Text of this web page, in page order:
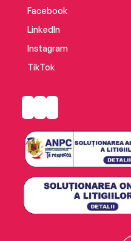
Facebook
LinkedIn
Instagram
TikTok